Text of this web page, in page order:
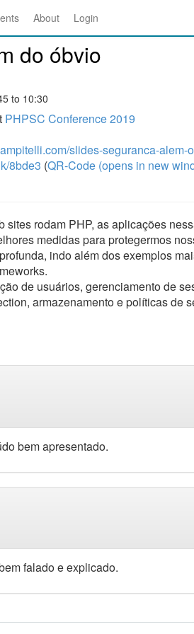
About Login
do óbvio
to 10:30
PHPSC Conference 2019
slides-seguranca-alem-
8bde3 (QR-Code (opens in new
sites rodam PHP, as aplicações
medidas para protegermos
indo além dos exemplos
de usuários, gerenciamento de
armazenamento e políticas de
bem apresentado.
falado e explicado.